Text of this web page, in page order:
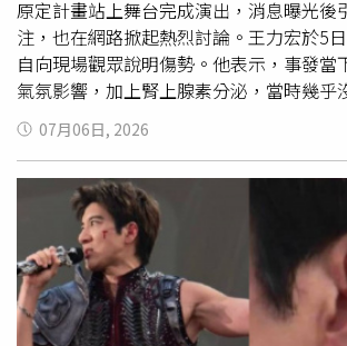
在庫德族（Kurds）問題上。在美國為首的
下，敘利亞庫德族武裝於內戰期間一直是
要力量，並於2019年協助終結該組織在
制。然而，面對敘利亞政府的軍事進逼，
的情況下，庫德族今年被迫同意將其行政
國家體制之中，此舉也重挫其長期追求自
庫「法國國際關係研究所」（French
International Relations）專家、前法國大
Bauchard）表示，馬克宏此次訪問反映出
利亞新政權的意圖，尤其是在以色列正竭
弱勢及分裂態勢的情況下，同時也對沙拉
力保持戒心。」鄰國土耳其是敘利亞新政
相較之下，自阿薩德政權垮台以來，以色
還是得依照旅行目的、預算、移動距離及
人偏好利用5天4夜快速充電，也有人喜歡
當地生活，只要找到最適合自己的節奏，
興，而不是回國後只剩下滿滿疲憊。
原定計畫站上舞台完成演出，消息曝光後
注，也在網路掀起熱烈討論。王力宏於5
自向現場觀眾說明傷勢。他表示，事發當
氣氛影響，加上腎上腺素分泌，當時幾乎
直到隔天上午麻醉效果逐漸消退後，傷口
感。儘管仍帶著傷勢登台，王力宏仍以輕
心情。他表示，每當站在舞台上看到大家
痛，「真的很神奇，現在一看到你們，我
的愛就是最好的良藥！」消息傳出後，不
台留言表達關心，「二哥你不是被自己鋼
因為工作人員的不負責任的工作態度而摔
敬業了流血也要唱完3小時，第一次那麼想
束，一定要注意安全」、「希望你知道，
07月06日, 2026